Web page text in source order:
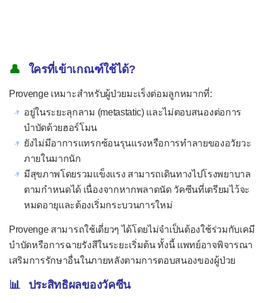
👤 ใครที่เข้าเกณฑ์ใช้ได้?
Provenge เหมาะสำหรับผู้ป่วยมะเร็งต่อมลูกหมากที่:
อยู่ในระยะลุกลาม (metastatic) และไม่ตอบสนองต่อการ
บำบัดด้วยฮอร์โมน
ยังไม่มีอาการแทรกซ้อนรุนแรงหรือการทำลายของอวัยวะ
ภายในมากนัก
มีสุขภาพโดยรวมแข็งแรง สามารถเดินทางไปโรงพยาบาล
ตามกำหนดได้ เนื่องจากหากพลาดนัด วัคซีนที่เตรียมไว้จะ
หมดอายุและต้องเริ่มกระบวนการใหม่
Provenge สามารถใช้เดี่ยวๆ ได้โดยไม่จำเป็นต้องใช้ร่วมกับเคมี
บำบัดหรือการฉายรังสีในระยะเริ่มต้น ทั้งนี้ แพทย์อาจพิจารณา
เสริมการรักษาอื่นในภายหลังตามการตอบสนองของผู้ป่วย
📊 ประสิทธิผลของวัคซีน